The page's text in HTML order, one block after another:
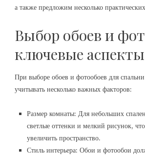
а также предложим несколько
Выбор обоев и
ключевые аспекты
При выборе обоев и фотообоев для
учитывать несколько важных факторов:
Размер комнаты: Для небольших
светлые оттенки и мелкий рисунок,
увеличить пространство.
Стиль интерьера: Обои и фотообои